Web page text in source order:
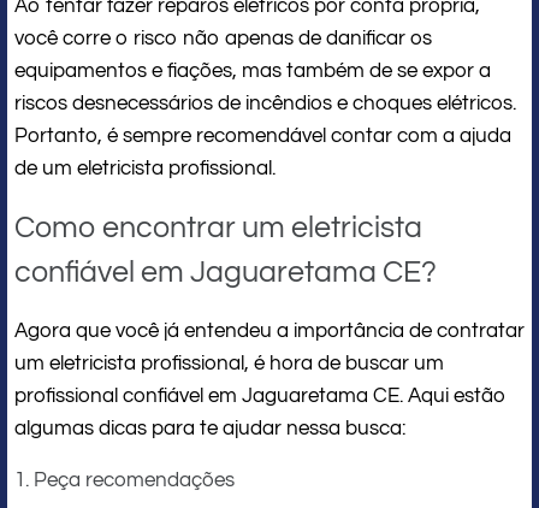
Ao tentar fazer reparos elétricos por conta própria,
você corre o risco não apenas de danificar os
equipamentos e fiações, mas também de se expor a
riscos desnecessários de incêndios e choques elétricos.
Portanto, é sempre recomendável contar com a ajuda
de um eletricista profissional.
Como encontrar um eletricista
confiável em Jaguaretama CE?
Agora que você já entendeu a importância de contratar
um eletricista profissional, é hora de buscar um
profissional confiável em Jaguaretama CE. Aqui estão
algumas dicas para te ajudar nessa busca:
1. Peça recomendações